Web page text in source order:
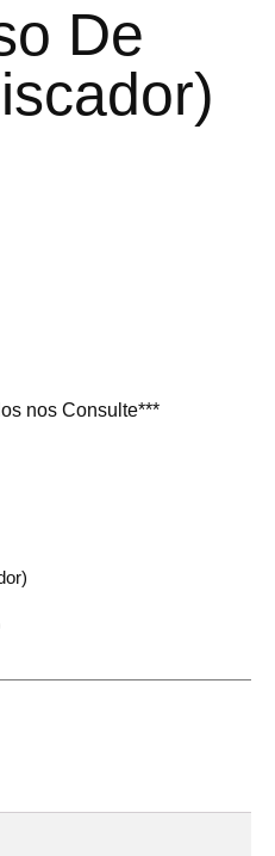
De
nos Consulte***